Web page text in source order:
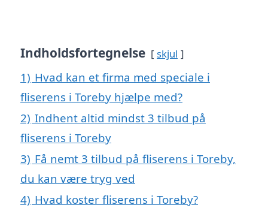
Indholdsfortegnelse skjul
1) Hvad kan et firma med speciale i
fliserens i Toreby hjælpe med?
2) Indhent altid mindst 3 tilbud på
fliserens i Toreby
3) Få nemt 3 tilbud på fliserens i Toreby,
du kan være tryg ved
4) Hvad koster fliserens i Toreby?